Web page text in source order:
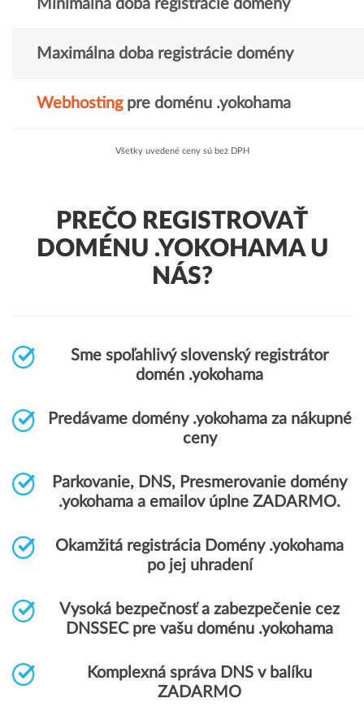
Minimálna doba registrácie domény
Maximálna doba registrácie domény
Webhostingpre doménu .yokohama
Všetky uvedené ceny sú bez DPH
PREČO REGISTROVAŤ
DOMÉNU .YOKOHAMA U
NÁS?
Sme spoľahlivý slovenský registrátor
domén .yokohama
Predávame domény .yokohama za nákupné
ceny
Parkovanie, DNS, Presmerovanie domény
.yokohama a emailov úplne ZADARMO.
Okamžitá registrácia Domény .yokohama
po jej uhradení
Vysoká bezpečnosť a zabezpečenie cez
DNSSEC pre vašu doménu .yokohama
Komplexná správa DNS v balíku
ZADARMO